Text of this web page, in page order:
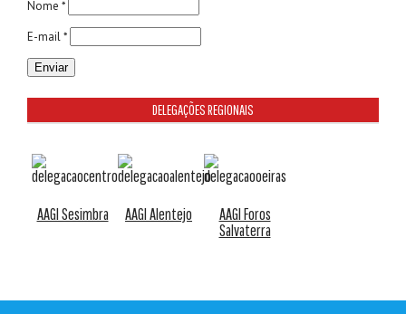
Nome *
E-mail *
DELEGAÇÕES REGIONAIS
AAGI Sesimbra AAGI Alentejo
AAGI Foros
Salvaterra